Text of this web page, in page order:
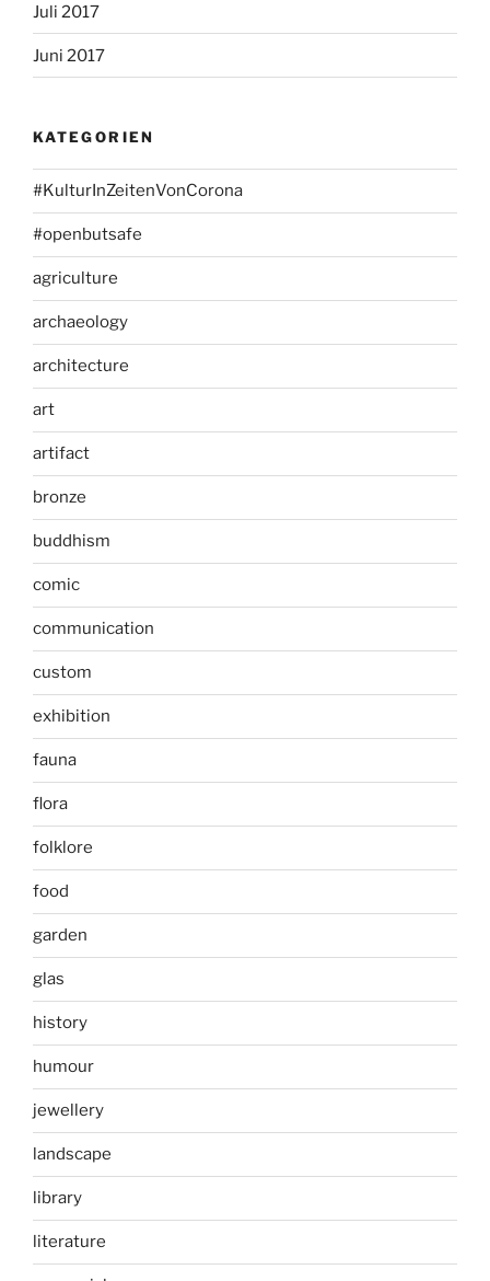
Juli 2017
Juni 2017
KATEGORIEN
#KulturInZeitenVonCorona
#openbutsafe
agriculture
archaeology
architecture
art
artifact
bronze
buddhism
comic
communication
custom
exhibition
fauna
flora
folklore
food
garden
glas
history
humour
jewellery
landscape
library
literature